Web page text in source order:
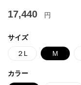
17,440 円
サイズ
２L M
カラー